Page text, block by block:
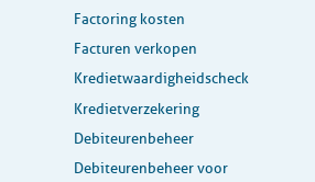
Factoring kosten
Facturen verkopen
Kredietwaardigheidscheck
Kredietverzekering
Debiteurenbeheer
Debiteurenbeheer voor